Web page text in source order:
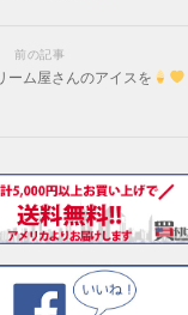
前の記事
ーム屋さんのアイスを